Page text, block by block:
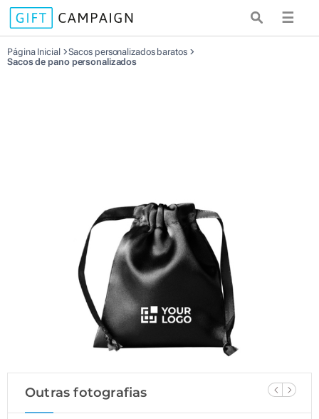
☰
Página Inicial
Sacos personalizados baratos
Sacos de pano personalizados
Outras fotografias